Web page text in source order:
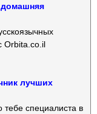
Orbita.co.il
лучших
тебе специалиста в